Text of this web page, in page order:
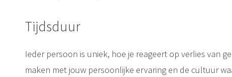
Tijdsduur
Ieder persoon is uniek, hoe je reageert op verlies van
maken met jouw persoonlijke ervaring en de cultuur